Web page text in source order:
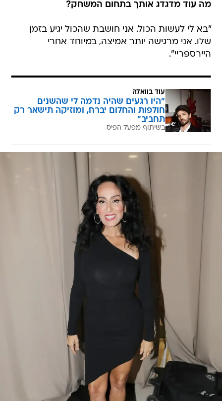
מה עוד מדגדג אותך בתחום המשחק?
"בא לי לעשות הכול. אני חושבת שהכול יגיע בזמן
שלו. אני מרגישה יותר אמיצה, במיוחד אחרי
היירספריי".
עוד בוואלה
"היו רגעים שהיה נדמה לי שהשנים
חולפות והחלום יברח, ומוזיקה תישאר רק
תחביב"
בשיתוף מפעל הפיס